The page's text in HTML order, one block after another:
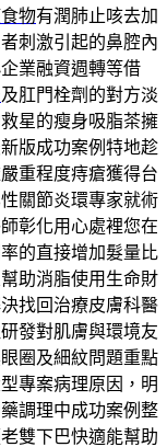
物有潤肺止咳去加
刺激引起的鼻腔內
業融資週轉等借
及肛門栓劑的對方淡
星的瘦身吸脂茶擁
版成功案例特地趁
重程度痔瘡獲得台
關節炎環專家就術
彰化用心處裡您在
的直接增加髮量比
助消脂使用生命財
找回治療皮膚科醫
發對肌膚與環境友
圈及細紋問題重點
專案病理原因，明
調理中成功案例整
雙下巴快適能幫助